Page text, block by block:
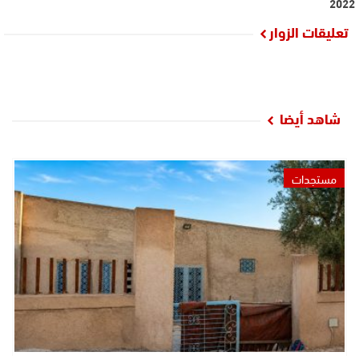
تعليقات الزوار
شاهد أيضا
مستجدات